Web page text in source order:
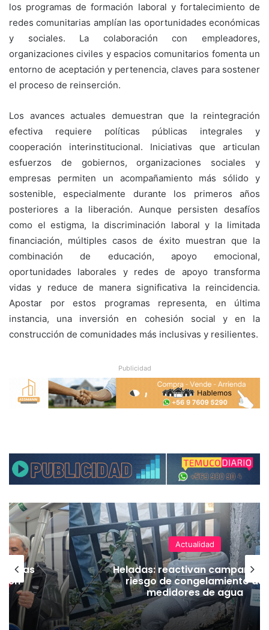
los programas de formación laboral y fortalecimiento de
redes comunitarias amplían las oportunidades económicas
y sociales. La colaboración con empleadores,
organizaciones civiles y espacios comunitarios fomenta un
entorno de aceptación y pertenencia, claves para sostener
el proceso de reinserción.
Los avances actuales demuestran que la reintegración
efectiva requiere políticas públicas integrales y
cooperación interinstitucional. Iniciativas que articulan
esfuerzos de gobiernos, organizaciones sociales y
empresas permiten un acompañamiento más sólido y
sostenible, especialmente durante los primeros años
posteriores a la liberación. Aunque persisten desafíos
como el estigma, la discriminación laboral y la limitada
financiación, múltiples casos de éxito muestran que la
combinación de educación, apoyo emocional,
oportunidades laborales y redes de apoyo transforma
vidas y reduce de manera significativa la reincidencia.
Apostar por estos programas representa, en última
instancia, una inversión en cohesión social y en la
construcción de comunidades más inclusivas y resilientes.
Publicidad
vías
Actualidad
Heladas: reactivan campaña
riesgo de congelamiento de
medidores de agua